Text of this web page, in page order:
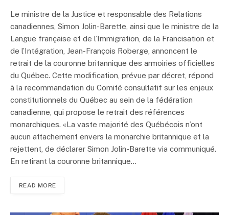
Le ministre de la Justice et responsable des Relations
canadiennes, Simon Jolin-Barette, ainsi que le ministre de la
Langue française et de l’Immigration, de la Francisation et
de l’Intégration, Jean-François Roberge, annoncent le
retrait de la couronne britannique des armoiries officielles
du Québec. Cette modification, prévue par décret, répond
à la recommandation du Comité consultatif sur les enjeux
constitutionnels du Québec au sein de la fédération
canadienne, qui propose le retrait des références
monarchiques. «La vaste majorité des Québécois n’ont
aucun attachement envers la monarchie britannique et la
rejettent, de déclarer Simon Jolin-Barette via communiqué.
En retirant la couronne britannique…
READ MORE